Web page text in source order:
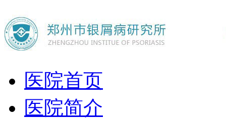
医院首页
医院简介